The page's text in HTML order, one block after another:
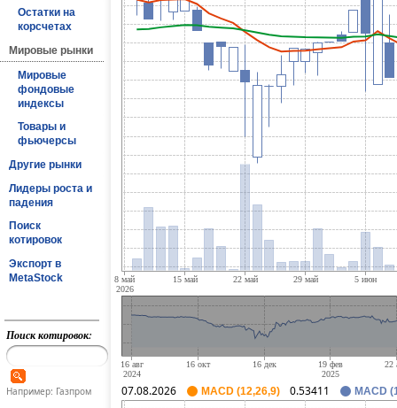
Остатки на
корсчетах
Мировые рынки
Мировые
фондовые
индексы
Товары и
фьючерсы
Другие рынки
Лидеры роста и
падения
Поиск
котировок
Экспорт в
MetaStock
Поиск котировок:
Например: Газпром 07.08.2026 MACD (12,26,9) 0.53411 MACD